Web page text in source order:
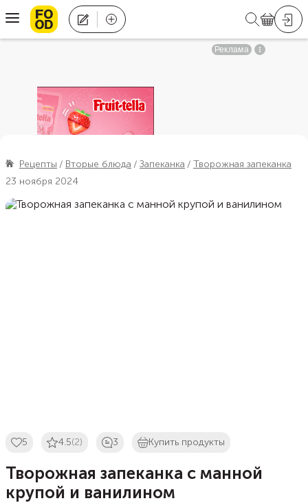
Рецепты Вторые блюда Запеканка
Творожная запеканка
23 ноября 2024
5 4.5(2) 3 Купить продукты
Творожная запеканка с манной
крупой и ванилином